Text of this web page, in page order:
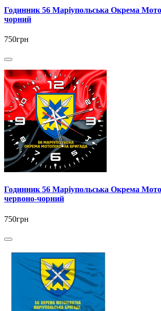
Годинник 56 Маріупольська Окрема
чорний
750грн
Годинник 56 Маріупольська Окрема
червоно-чорний
750грн